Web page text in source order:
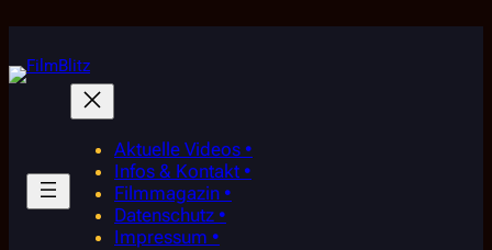
springen
Aktuelle Videos •
Infos & Kontakt •
Filmmagazin •
Datenschutz •
Impressum •